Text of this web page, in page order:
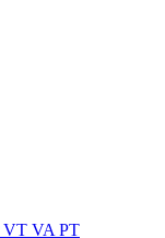
VT VA PT